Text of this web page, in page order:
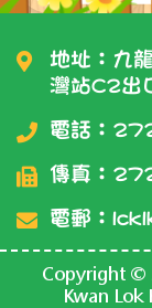
地址：九
灣站C2出
電話：
傳真：
電郵：
Copyright ©
Kwan Lok